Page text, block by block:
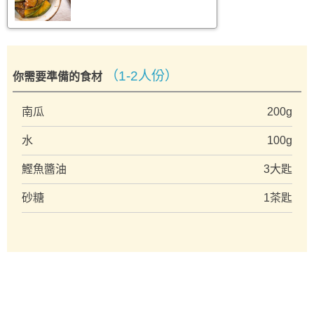
你需要準備的食材 （1-2人份）
南瓜 200g
水 100g
鰹魚醬油 3大匙
砂糖 1茶匙